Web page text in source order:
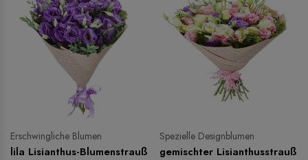
Erschwingliche Blumen
lila Lisianthus-Blumenstrauß
Spezielle Designblumen
gemischter Lisianthusstrauß